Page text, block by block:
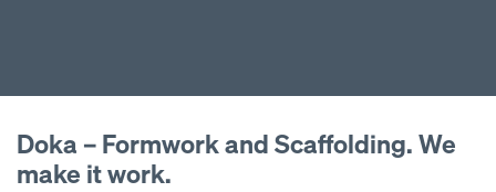
Doka – Formwork and Scaffolding. We
make it work.